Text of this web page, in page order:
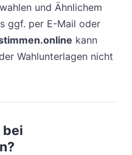
und Ähnlichem
ggf. per E-Mail oder
kann
Wahlunterlagen nicht
bei